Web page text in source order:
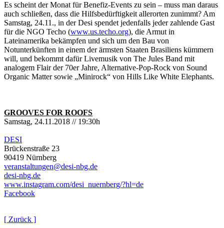
Es scheint der Monat für Benefiz-Events zu sein – muss man daraus
auch schließen, dass die Hilfsbedürftigkeit allerorten zunimmt? Am
Samstag, 24.11., in der Desi spendet jedenfalls jeder zahlende Gast
für die NGO Techo (www.us.techo.org), die Armut in
Lateinamerika bekämpfen und sich um den Bau von
Notunterkünften in einem der ärmsten Staaten Brasiliens kümmern
will, und bekommt dafür Livemusik von The Jules Band mit
analogem Flair der 70er Jahre, Alternative-Pop-Rock von Sound
Organic Matter sowie „Minirock“ von Hills Like White Elephants.
GROOVES FOR ROOFS
Samstag, 24.11.2018 // 19:30h
DESI
Brückenstraße 23
90419 Nürnberg
veranstaltungen@desi-nbg.de
desi-nbg.de
www.instagram.com/desi_nuernberg/?hl=de
Facebook
[ Zurück ]